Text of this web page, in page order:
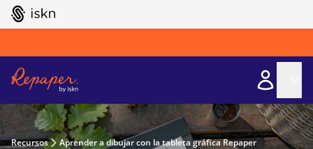
GO TO ISKN HOME
Recursos Aprender a dibujar con la tableta gráfica Repaper